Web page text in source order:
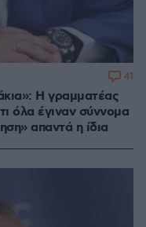
Η γραμματέας
όλα έγιναν σύννομα
απαντά η ίδια
41